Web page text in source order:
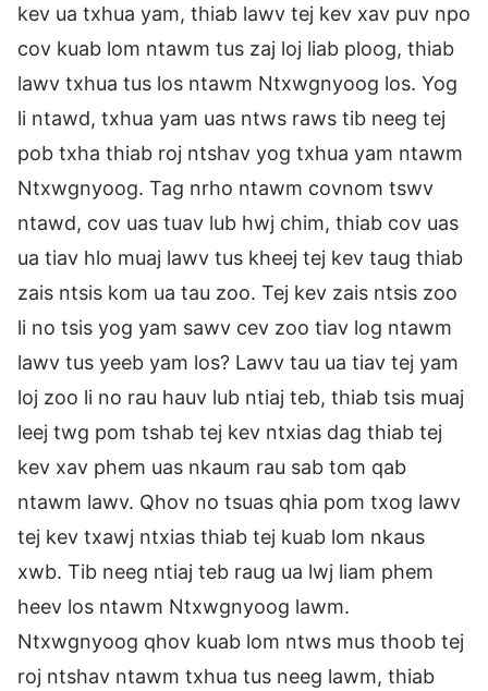
kev ua txhua yam, thiab lawv tej kev xav puv npo
cov kuab lom ntawm tus zaj loj liab ploog, thiab
lawv txhua tus los ntawm Ntxwgnyoog los. Yog
li ntawd, txhua yam uas ntws raws tib neeg tej
pob txha thiab roj ntshav yog txhua yam ntawm
Ntxwgnyoog. Tag nrho ntawm covnom tswv
ntawd, cov uas tuav lub hwj chim, thiab cov uas
ua tiav hlo muaj lawv tus kheej tej kev taug thiab
zais ntsis kom ua tau zoo. Tej kev zais ntsis zoo
li no tsis yog yam sawv cev zoo tiav log ntawm
lawv tus yeeb yam los? Lawv tau ua tiav tej yam
loj zoo li no rau hauv lub ntiaj teb, thiab tsis muaj
leej twg pom tshab tej kev ntxias dag thiab tej
kev xav phem uas nkaum rau sab tom qab
ntawm lawv. Qhov no tsuas qhia pom txog lawv
tej kev txawj ntxias thiab tej kuab lom nkaus
xwb. Tib neeg ntiaj teb raug ua lwj liam phem
heev los ntawm Ntxwgnyoog lawm.
Ntxwgnyoog qhov kuab lom ntws mus thoob tej
roj ntshav ntawm txhua tus neeg lawm, thiab